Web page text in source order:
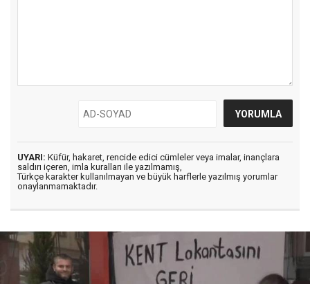
UYARI: Küfür, hakaret, rencide edici cümleler veya imalar, inançlara
saldırı içeren, imla kuralları ile yazılmamış,
Türkçe karakter kullanılmayan ve büyük harflerle yazılmış yorumlar
onaylanmamaktadır.